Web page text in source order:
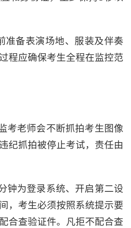
准备表演场地、服装及伴奏
程应确保考生全程在监控范
考老师会不断抓拍考生图像
纪抓拍被停止考试，责任由
钟为登录系统、开启第二设
，考生必须按照系统提示要
合查验证件。凡拒不配合查